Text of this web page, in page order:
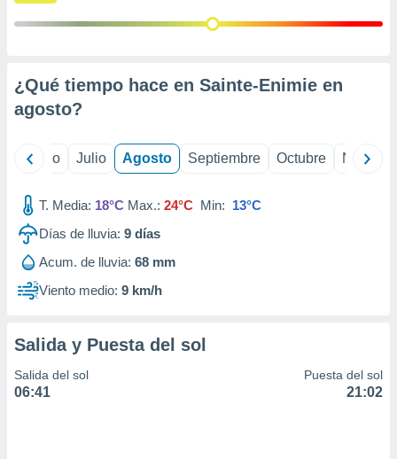
e
mediante
de
¿Qué tiempo hace en Sainte-Enimie en
agosto?
Junio Julio Agosto Septiembre Octubre
T. Media: 18°C Max.: 24°C Min: 13°C
Días de lluvia: 9 días
Acum. de lluvia: 68 mm
Viento medio: 9 km/h
Salida y Puesta del sol
Salida del sol
06:41
Puesta del sol
21:02